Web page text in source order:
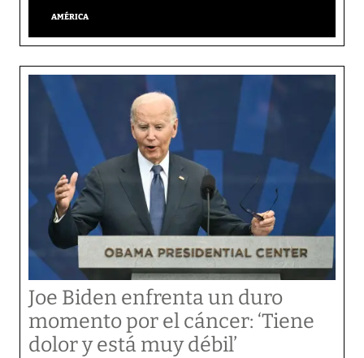
AMÉRICA
Joe Biden enfrenta un duro
momento por el cáncer: ‘Tiene
dolor y está muy débil’